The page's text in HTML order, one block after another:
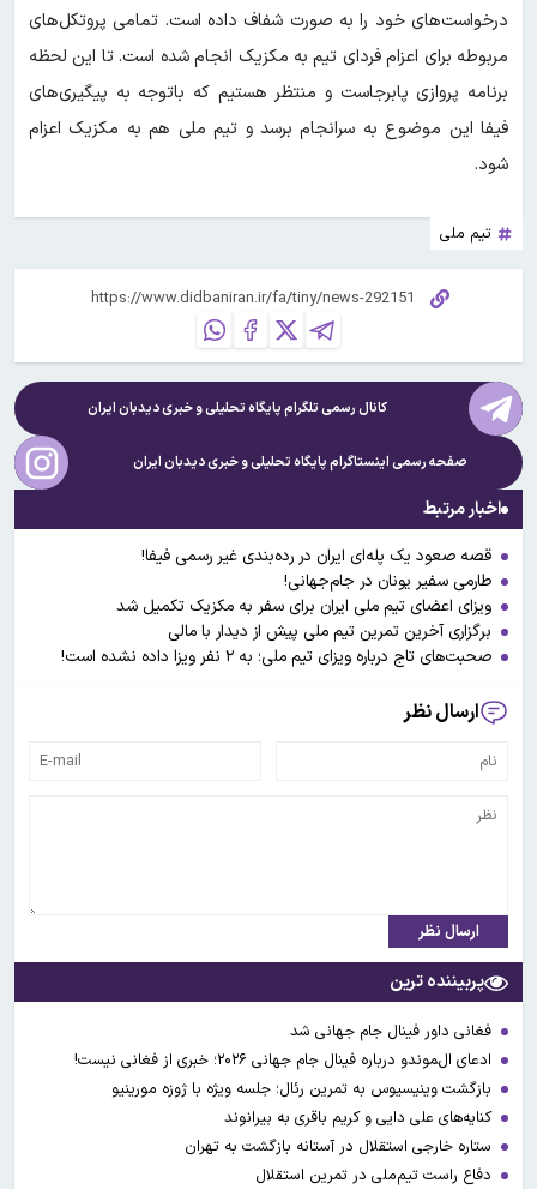
درخواست‌های خود را به صورت شفاف داده است. تمامی پروتکل‌های
مربوطه برای اعزام فردای تیم به مکزیک انجام شده است. تا این لحظه
برنامه پروازی پابرجاست و منتظر هستیم که باتوجه به پیگیری‌های
فیفا این موضوع به سرانجام برسد و تیم ملی هم به مکزیک اعزام
شود.
تیم ملی
کانال رسمی تلگرام پایگاه تحلیلی و خبریدیدبان ایران
صفحه رسمی اینستاگرام پایگاه تحلیلی و خبریدیدبان ایران
اخبار مرتبط
قصه صعود یک پله‌ای ایران در رده‌بندی غیر رسمی فیفا!
طارمی سفیر یونان در جام‌جهانی!
ویزای اعضای تیم ملی ایران برای سفر به مکزیک تکمیل شد
برگزاری آخرین تمرین تیم ملی پیش از دیدار با مالی
صحبت‌های تاج درباره ویزای تیم ملی؛ به ۲ نفر ویزا داده نشده است!
ارسال نظر
ارسال نظر
پربیننده ترین
فغانی داور فینال جام جهانی شد
ادعای ال‌‍موندو درباره فینال جام جهانی ۲۰۲۶؛ خبری از فغانی نیست!
بازگشت وینیسیوس به تمرین رئال؛ جلسه ویژه با ژوزه مورینیو
کنایه‌های علی دایی و کریم باقری به بیرانوند
ستاره خارجی استقلال در آستانه بازگشت به تهران
دفاع راست تیم‌ملی در تمرین استقلال